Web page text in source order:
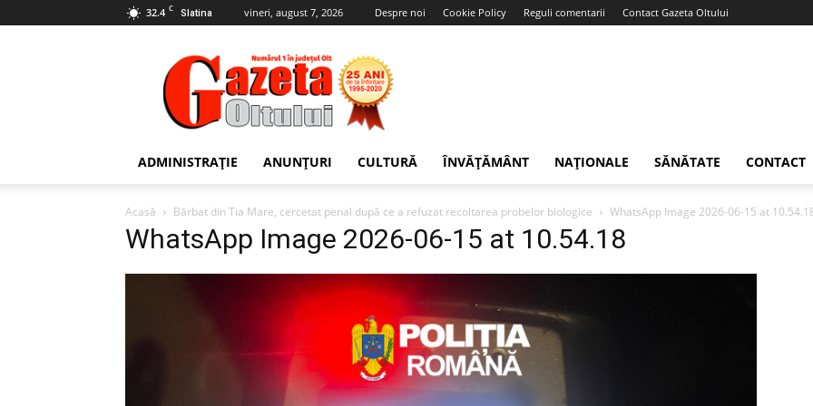
32.4 C Slatina vineri, august 7, 2026 Despre noi Cookie Policy Reguli comentarii Contact Gazeta Oltului
Gazeta
Oltului
ADMINISTRAȚIE ANUNȚURI CULTURĂ ÎNVĂȚĂMÂNT NAȚIONALE SĂNĂTATE CONTACT
Acasă Bărbat din Tia Mare, cercetat penal după ce a refuzat recoltarea probelor biologice WhatsApp Image 2026-06-15 at
WhatsApp Image 2026-06-15 at 10.54.18